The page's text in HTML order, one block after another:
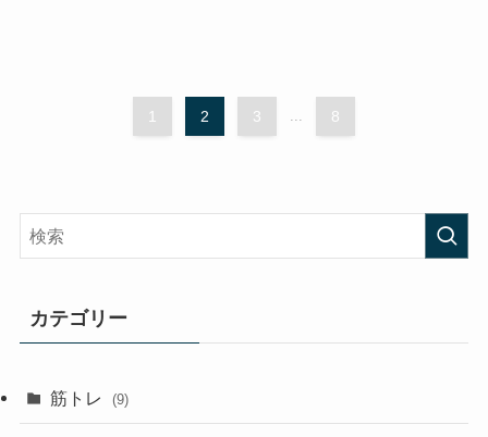
1 2 3 ... 8
カテゴリー
筋トレ (9)